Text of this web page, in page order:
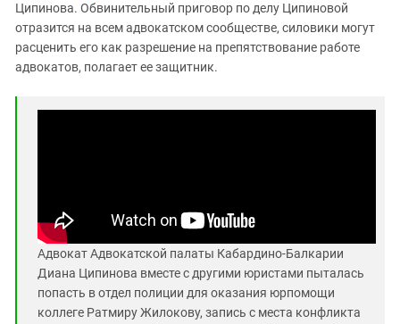
Ципинова. Обвинительный приговор по делу Ципиновой
отразится на всем адвокатском сообществе, силовики могут
расценить его как разрешение на препятствование работе
адвокатов, полагает ее защитник.
Адвокат Адвокатской палаты Кабардино-Балкарии
Диана Ципинова вместе с другими юристами пыталась
попасть в отдел полиции для оказания юрпомощи
коллеге Ратмиру Жилокову, запись с места конфликта